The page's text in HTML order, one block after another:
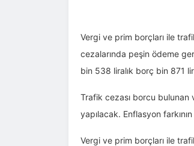
Vergi ve prim borçları ile
cezalarında peşin ödeme
bin 538 liralık borç bin 871
Trafik cezası borcu bulunan
yapılacak. Enflasyon
Vergi ve prim borçları ile